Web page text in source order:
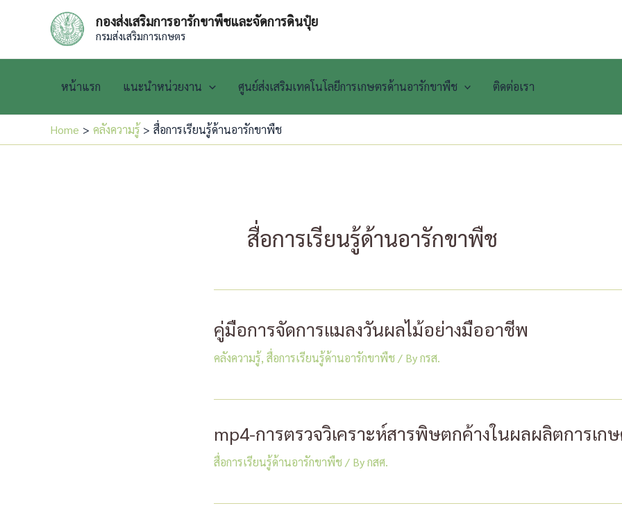
กองส่งเสริมการอารักขาพืชและจัดการดินปุ๋ย
กรมส่งเสริมการเกษตร
หน้าแรก แนะนำหน่วยงาน ศูนย์ส่งเสริมเทคโนโลยีการเกษตรด้านอารักขาพืช ติดต่อเรา
Home คลังความรู้ สื่อการเรียนรู้ด้านอารักขาพืช
สื่อการเรียนรู้ด้านอารักขาพืช
คู่มือการจัดการเเมลงวันผลไม้อย่างมืออาชีพ
คลังความรู้, สื่อการเรียนรู้ด้านอารักขาพืช / Byกรส.
mp4-การตรวจวิเคราะห์สารพิษตกค้างในผลผลิตการเก
สื่อการเรียนรู้ด้านอารักขาพืช / Byกสศ.